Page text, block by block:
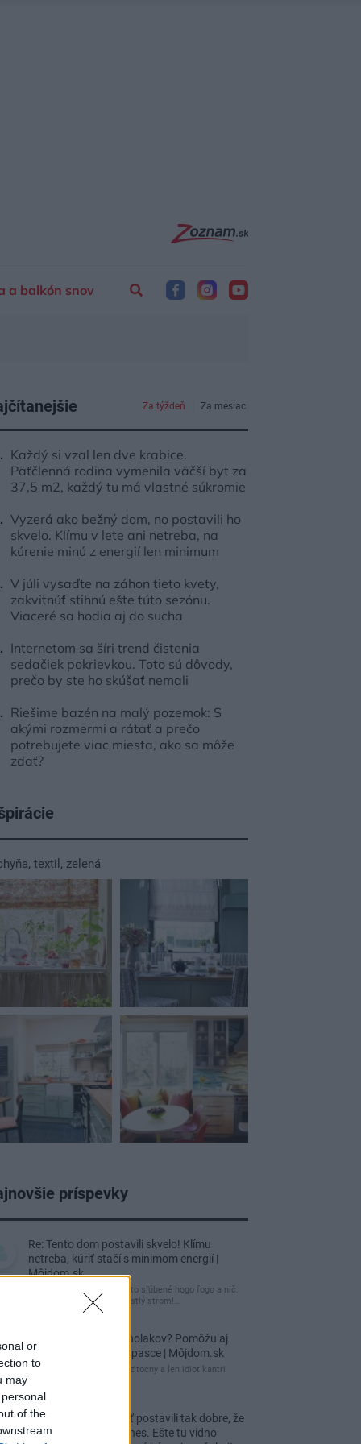
or
to
may
of the
a balkón snov
Za týždeň Za mesiac
Každý si vzal len dve krabice.
Päťčlenná rodina vymenila väčší byt za
37,5 m2, každý tu má vlastné súkromie
Vyzerá ako bežný dom, no postavili ho
skvelo. Klímu v lete ani netreba, na
kúrenie minú z energií len minimum
V júli vysaďte na záhon tieto kvety,
zakvitnúť stihnú ešte túto sezónu.
Viaceré sa hodia aj do sucha
Internetom sa šíri trend čistenia
sedačiek pokrievkou. Toto sú dôvody,
prečo by ste ho skúšať nemali
Riešime bazén na malý pozemok: S
akými rozmermi a rátať a prečo
potrebujete viac miesta, ako sa môže
zdať?
, textil , zelená
príspevky
Re: Tento dom postavili skvelo! Klímu
netreba, kúriť stačí s minimom energií |
Môjdom.sk
tuctový barák, čakal som to sľúbené hogo fogo a nič.
Záhrada nuda, žiadny vzrastlý strom!…
Re: Ako sa zbaviť ucholakov? Pomôžu aj
jednoduché domáce pasce | Môjdom.sk
blbeckovia, "ucholak" je uzitocny a len idiot kantri
Re: Vidiecku usadlosť postavili tak dobre, že
domáceho chráni i dnes. Ešte tu vidno